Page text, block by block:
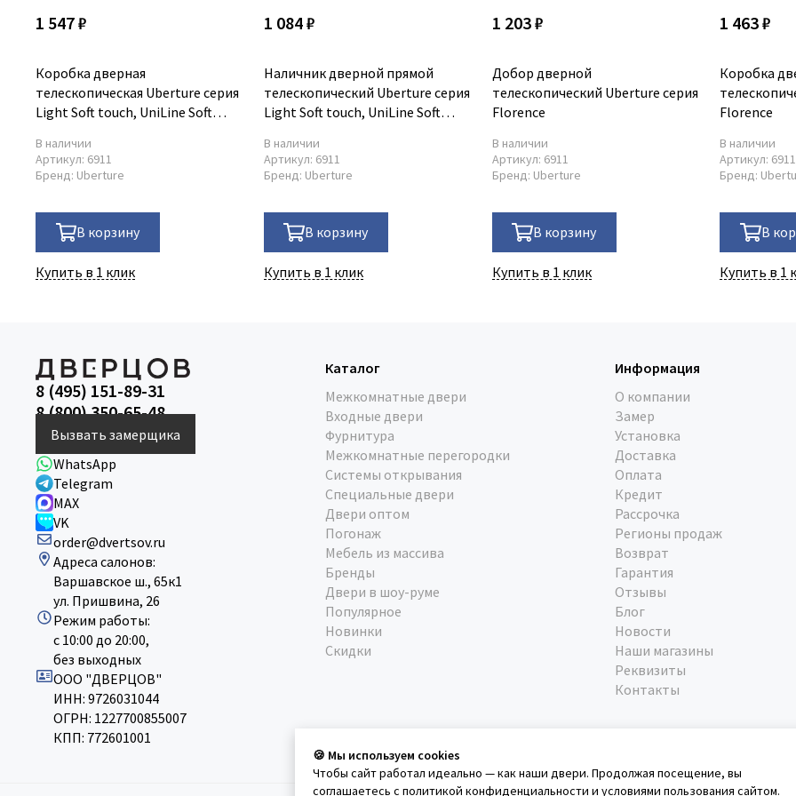
1 547 ₽
Коробка дверная
телескопическая Uberture серия
Light Soft touch, UniLine Soft
В наличии
Артикул: 6911
Бренд: Uberture
В корзину
Купить в 1 клик
1 084 ₽
Наличник дверной прямой
телескопический Uberture серия
Light Soft touch, UniLine Soft
В наличии
Артикул: 6911
Бренд: Uberture
В корзину
Купить в 1 клик
1 203 ₽
Добор дверной
телескопический Uberture серия
Florence
В наличии
Артикул: 6911
Бренд: Uberture
В корзину
Купить в 1 клик
1 463 ₽
Коробка
Florence
В наличии
Артикул: 6911
Бренд:
В
Купить в 1
8 (495) 151-89-31
8 (800) 350-65-48
Вызвать замерщика
WhatsApp
Telegram
MAX
VK
order@dvertsov.ru
Адреса салонов:
Варшавское ш., 65к1
ул. Пришвина, 26
Режим работы:
с 10:00 до 20:00,
без выходных
ООО "ДВЕРЦОВ"
ИНН: 9726031044
ОГРН: 1227700855007
КПП: 772601001
Каталог
Межкомнатные двери
Входные двери
Фурнитура
Межкомнатные перегородки
Системы открывания
Специальные двери
Двери оптом
Погонаж
Мебель из массива
Бренды
Двери в шоу-руме
Популярное
Новинки
Скидки
Информация
О компании
Замер
Установка
Доставка
Оплата
Кредит
Рассрочка
Регионы продаж
Возврат
Гарантия
Отзывы
Блог
Новости
Наши магазины
Реквизиты
Контакты
🍪 Мы используем cookies
Чтобы сайт работал идеально — как наши двери. Продолжая посещение, вы
соглашаетесь с политикой конфиденциальности и условиями пользования сайтом.